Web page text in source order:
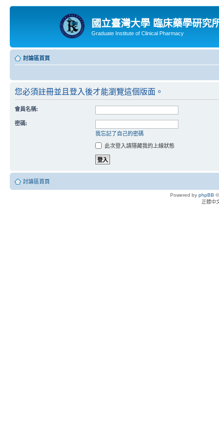
國立臺灣大學 臨床藥學研究
Graduate Institute of Clinical Pharmacy
討論區首頁
您必須註冊並且登入後才能瀏覽這個版面。
會員名稱:
密碼:
我忘記了自己的密碼
此次登入請隱藏我的上線狀態
討論區首頁
Powered by phpBB
正體中